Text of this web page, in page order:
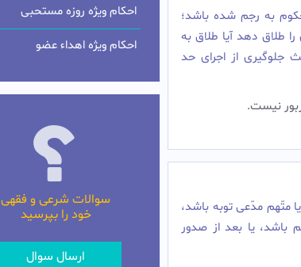
به رجم شده باشد؛
طلاق دهد آیا طلاق به
جلوگیرى از اجراى حد
نیست.‌
یا متّهم مدّعى توبه باشد،
باشد، یا بعد از صدور
احکام ویژه روزه مستحبی
احکام ویژه اهداء عضو
سوالات شرعی و فقهی
خود را بپرسید
ارسال سوال